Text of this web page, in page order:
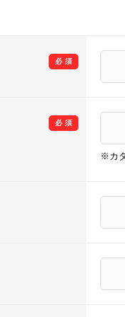
必須
必須
※カ